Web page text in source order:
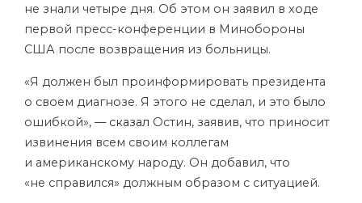
не знали четыре дня. Об этом он заявил в ходе
первой пресс-конференции в Минобороны
США после возвращения из больницы.
«Я должен был проинформировать президента
о своем диагнозе. Я этого не сделал, и это было
ошибкой», — сказал Остин, заявив, что приносит
извинения всем своим коллегам
и американскому народу. Он добавил, что
«не справился» должным образом с ситуацией.